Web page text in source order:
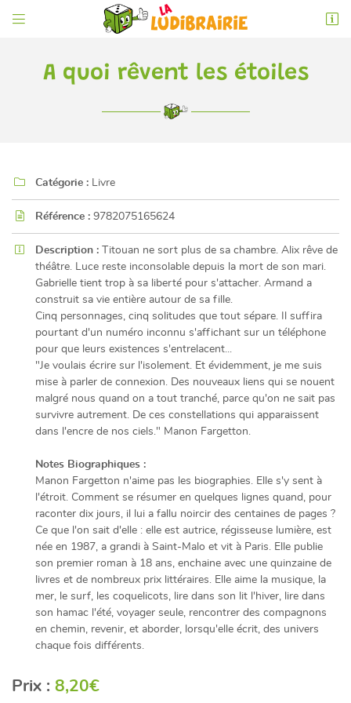
 
05 49 52 83 74
En cochant cette case, vous consentez à recevoir nos propositions commerciales à
l'adresse email indiqué ci-dessus. Vous pouvez vous désinscrire à tout moment en
le formulaire de désinscription
INSCRIPTION
A quoi rêvent les étoiles
 Catégorie : Livre
 Référence : 9782075165624
 Description : Titouan ne sort plus de sa chambre. Alix rêve de
théâtre. Luce reste inconsolable depuis la mort de son mari.
Gabrielle tient trop à sa liberté pour s'attacher. Armand a
construit sa vie entière autour de sa fille.
Cinq personnages, cinq solitudes que tout sépare. Il suffira
pourtant d'un numéro inconnu s'affichant sur un téléphone
pour que leurs existences s'entrelacent...
"Je voulais écrire sur l'isolement. Et évidemment, je me suis
mise à parler de connexion. Des nouveaux liens qui se nouent
malgré nous quand on a tout tranché, parce qu'on ne sait pas
survivre autrement. De ces constellations qui apparaissent
dans l'encre de nos ciels." Manon Fargetton.
Notes Biographiques :
Manon Fargetton n'aime pas les biographies. Elle s'y sent à
l'étroit. Comment se résumer en quelques lignes quand, pour
raconter dix jours, il lui a fallu noircir des centaines de pages ?
Ce que l'on sait d'elle : elle est autrice, régisseuse lumière, est
née en 1987, a grandi à Saint-Malo et vit à Paris. Elle publie
son premier roman à 18 ans, enchaine avec une quinzaine de
livres et de nombreux prix littéraires. Elle aime la musique, la
mer, le surf, les coquelicots, lire dans son lit l'hiver, lire dans
son hamac l'été, voyager seule, rencontrer des compagnons
en chemin, revenir, et aborder, lorsqu'elle écrit, des univers
chaque fois différents.
Prix : 8,20€